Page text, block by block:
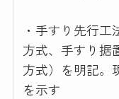
・手すり先行工
方式、手すり据
方式）を明記。
を示す